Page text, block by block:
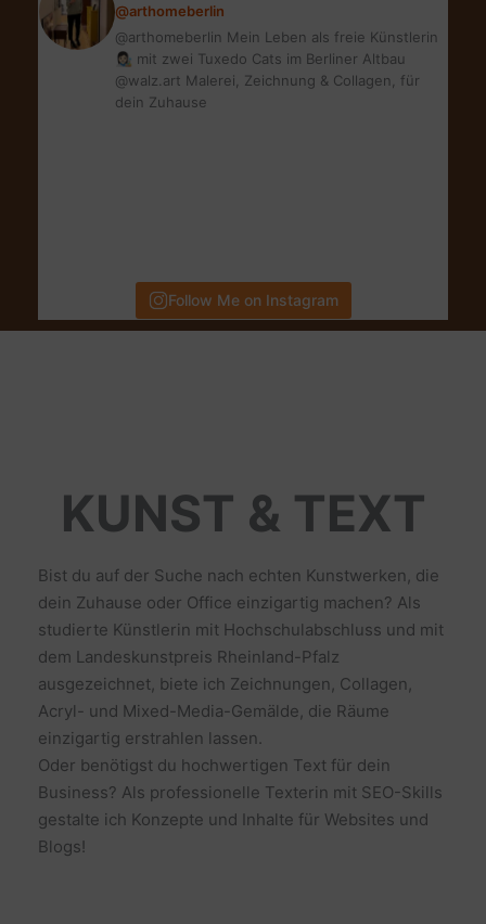
@arthomeberlin
@arthomeberlin Mein Leben als freie Künstlerin
👩🏻‍🎨 mit zwei Tuxedo Cats im Berliner Altbau
@walz.art Malerei, Zeichnung & Collagen, für
dein Zuhause
Follow Me on Instagram
KUNST & TEXT
Bist du auf der Suche nach echten Kunstwerken, die
dein Zuhause oder Office einzigartig machen? Als
studierte Künstlerin mit Hochschulabschluss und mit
dem Landeskunstpreis Rheinland-Pfalz
ausgezeichnet, biete ich Zeichnungen, Collagen,
Acryl- und Mixed-Media-Gemälde, die Räume
einzigartig erstrahlen lassen.
Oder benötigst du hochwertigen Text für dein
Business? Als professionelle Texterin mit SEO-Skills
gestalte ich Konzepte und Inhalte für Websites und
Blogs!